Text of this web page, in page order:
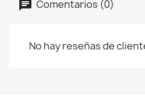
Comentarios (0)
No hay reseñas de